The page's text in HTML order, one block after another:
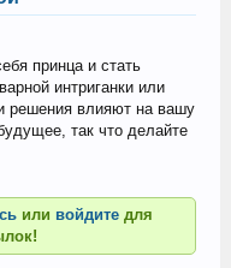
принца и стать
интриганки или
решения влияют на вашу
так что делайте
или войдите для